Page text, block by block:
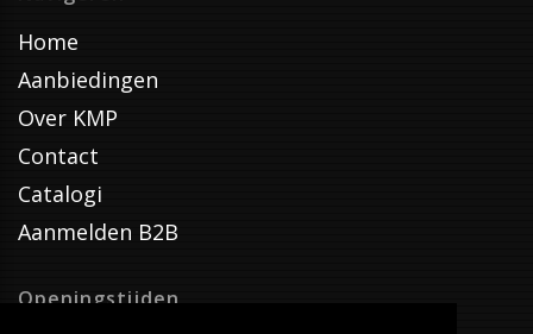
Home
Aanbiedingen
Over KMP
Contact
Catalogi
Aanmelden B2B
Openingstijden